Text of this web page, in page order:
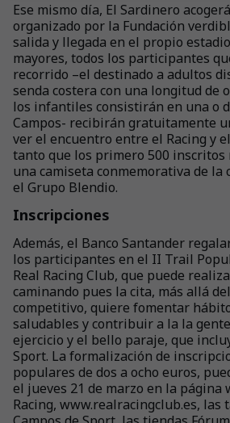
Ese mismo día, El Sardinero
organizado por la Fundación
salida y llegada en el propio
mayores, todos los participantes
recorrido –el destinado a adultos
senda costera con una longitud de
los infantiles consistirán en una o
Campos- recibirán gratuitamente
ver el encuentro entre el Racing y
tanto que los primero 500
una camiseta conmemorativa de
el Grupo Blendio.
Inscripciones
Además, el Banco Santander
los participantes en el II Trail
Real Racing Club, que puede
caminando pues la cita, más allá
competitivo, quiere fomentar
saludables y contribuir a la la
ejercicio y el bello paraje, que
Sport. La formalización de
populares de dos a ocho euros,
el jueves 21 de marzo en la página
Racing, www.realracingclub.es, las